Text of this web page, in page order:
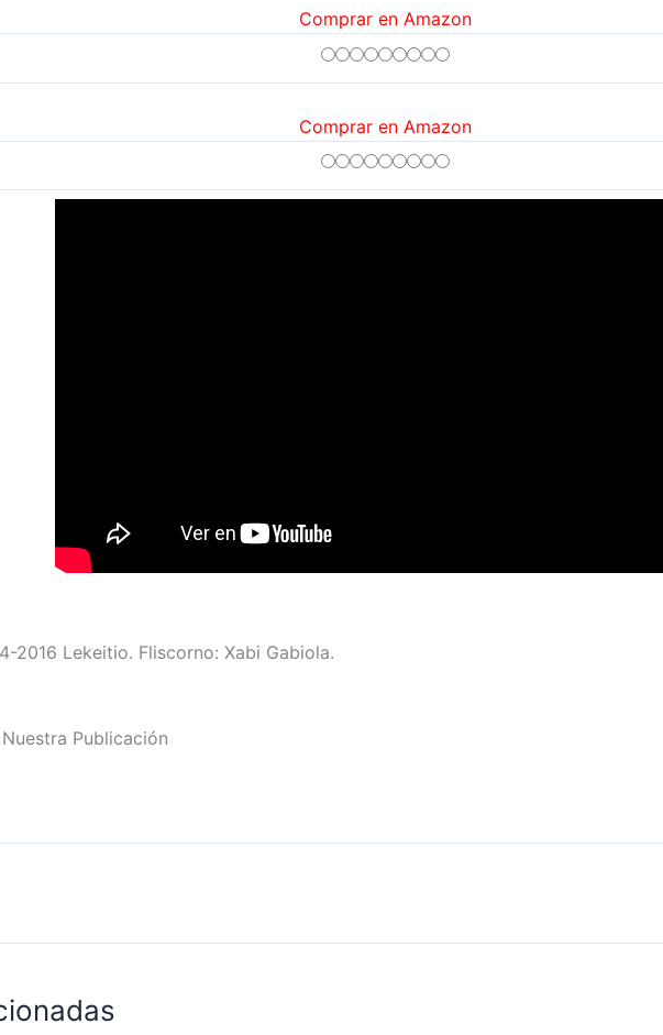
Comprar en Amazon
Comprar en Amazon
2016 Lekeitio. Fliscorno: Xabi Gabiola.
Publicación